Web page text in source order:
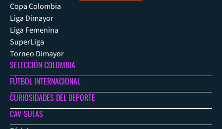
Copa Colombia
Liga Dimayor
Liga Femenina
SuperLiga
Torneo Dimayor
SELECCIÓN COLOMBIA
FÚTBOL INTERNACIONAL
CURIOSIDADES DEL DEPORTE
CAV-SULAS